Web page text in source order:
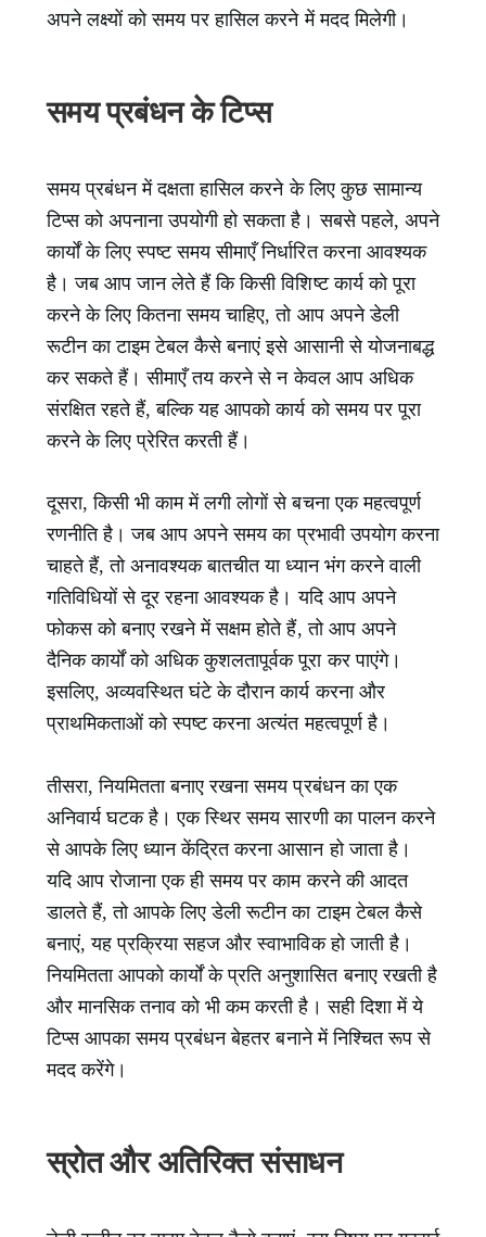
अपने लक्ष्यों को समय पर हासिल करने में मदद मिलेगी।
समय प्रबंधन के टिप्स
समय प्रबंधन में दक्षता हासिल करने के लिए कुछ सामान्य
टिप्स को अपनाना उपयोगी हो सकता है। सबसे पहले, अपने
कार्यों के लिए स्पष्ट समय सीमाएँ निर्धारित करना आवश्यक
है। जब आप जान लेते हैं कि किसी विशिष्ट कार्य को पूरा
करने के लिए कितना समय चाहिए, तो आप अपने डेली
रूटीन का टाइम टेबल कैसे बनाएं इसे आसानी से योजनाबद्ध
कर सकते हैं। सीमाएँ तय करने से न केवल आप अधिक
संरक्षित रहते हैं, बल्कि यह आपको कार्य को समय पर पूरा
करने के लिए प्रेरित करती हैं।
दूसरा, किसी भी काम में लगी लोगों से बचना एक महत्वपूर्ण
रणनीति है। जब आप अपने समय का प्रभावी उपयोग करना
चाहते हैं, तो अनावश्यक बातचीत या ध्यान भंग करने वाली
गतिविधियों से दूर रहना आवश्यक है। यदि आप अपने
फोकस को बनाए रखने में सक्षम होते हैं, तो आप अपने
दैनिक कार्यों को अधिक कुशलतापूर्वक पूरा कर पाएंगे।
इसलिए, अव्यवस्थित घंटे के दौरान कार्य करना और
प्राथमिकताओं को स्पष्ट करना अत्यंत महत्वपूर्ण है।
तीसरा, नियमितता बनाए रखना समय प्रबंधन का एक
अनिवार्य घटक है। एक स्थिर समय सारणी का पालन करने
से आपके लिए ध्यान केंद्रित करना आसान हो जाता है।
यदि आप रोजाना एक ही समय पर काम करने की आदत
डालते हैं, तो आपके लिए डेली रूटीन का टाइम टेबल कैसे
बनाएं, यह प्रक्रिया सहज और स्वाभाविक हो जाती है।
नियमितता आपको कार्यों के प्रति अनुशासित बनाए रखती है
और मानसिक तनाव को भी कम करती है। सही दिशा में ये
टिप्स आपका समय प्रबंधन बेहतर बनाने में निश्चित रूप से
मदद करेंगे।
स्रोत और अतिरिक्त संसाधन